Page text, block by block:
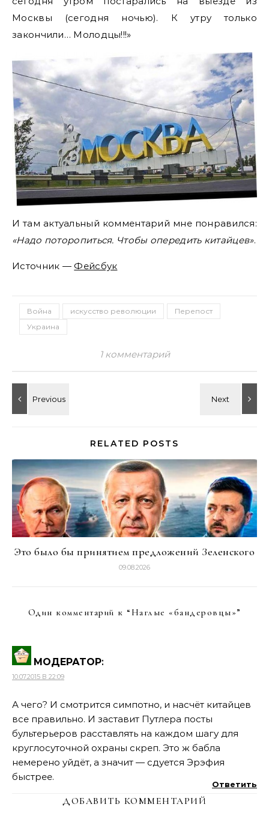
Москвы (сегодня ночью). К утру только
закончили… Молодцы!!!»
И там актуальный комментарий мне понравился:
«Надо поторопиться. Чтобы опередить китайцев».
Источник — Фейсбук
Война искусство революции
Перепост
Украина
1 комментарий
RELATED POSTS
Это было бы принятием предложений Зеленского
09.08.2026
Один комментарий к “ Наглые «бандеровцы»”
МОДЕРАТОР:
10.07.2015 В 22:09
А чего? И смотрится симпотно, и насчёт китайцев
все правильно. И заставит Путлера посты
бультерьеров расставлять на каждом шагу для
круглосуточной охраны скреп. Это ж бабла
немерено уйдёт, а значит — сдуется Эрэфия
быстрее.
Ответить
ДОБАВИТЬ КОММЕНТАРИЙ